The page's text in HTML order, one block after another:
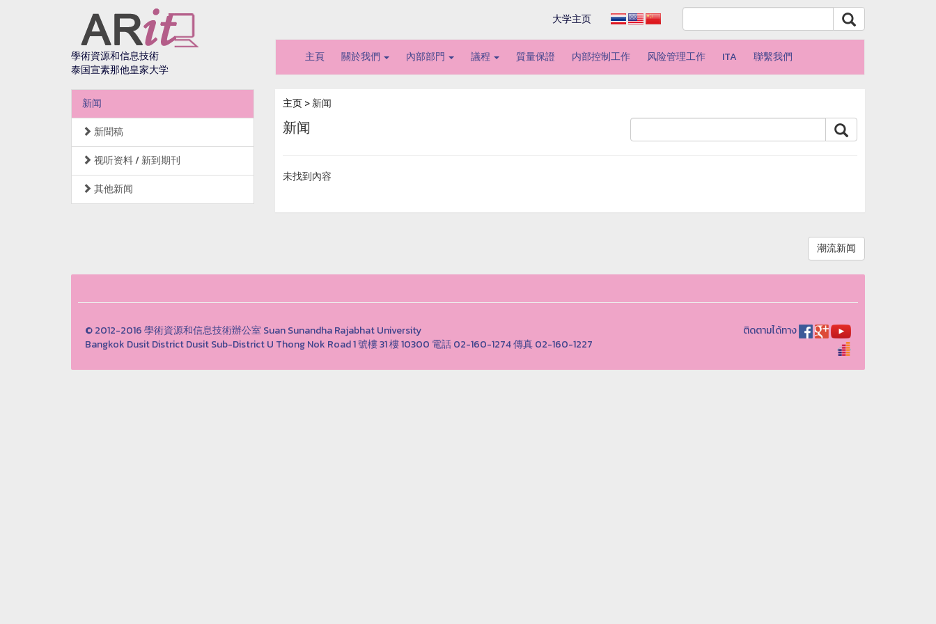
學術資源和信息技術
泰国宣素那他皇家大学
大学主页
主頁 關於我們 內部部門 議程 質量保證 内部控制工作 风险管理工作 ITA 聯繫我們
新闻
新聞稿
视听资料 / 新到期刊
其他新闻
主页> 新闻
新闻
未找到內容
潮流新闻
© 2012-2016 學術資源和信息技術辦公室 Suan Sunandha Rajabhat University
Bangkok Dusit District Dusit Sub-District U Thong Nok Road 1 號樓 31 樓 10300 電話 02-160-1274 傳真 02-160-1227
ติดตามได้ทาง